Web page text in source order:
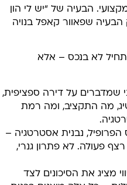
הבעיה של “יש לי הון
שפאוור קאפל בנויה
לא בנכס – אלא
שמדברים על דירה ספציפית,
מה התקציב, ומה רמת
נבנית אסטרטגיה –
פעולה. לא פתרון גנרי,
מציג את הסיכונים לצד